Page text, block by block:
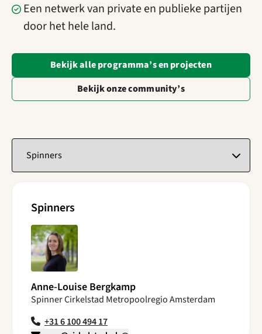
Een netwerk van private en publieke partijen
door het hele land.
Bekijk alle programma’s en projecten
Bekijk onze community’s
Selecteer een tabblad
Spinners
Anne-Louise Bergkamp
Spinner Cirkelstad Metropoolregio Amsterdam
+31 6 100 494 17